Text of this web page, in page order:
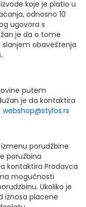
koje je platio u
odnosno 10
ugovora s
je da o tome
slanjem obaveštenja
.
putem
je da kontaktira
webshop@stylos.rs
porudžbine
poružbina
kontaktira Prodavca
mogućnosti
Ukoliko je
iznosa placene